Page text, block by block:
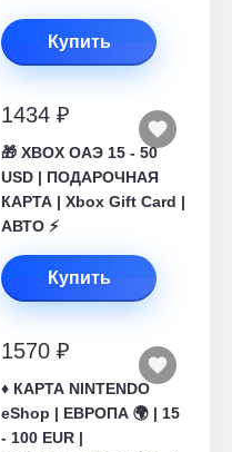
Купить
1434 ₽
🎁 XBOX ОАЭ 15 - 50
USD | ПОДАРОЧНАЯ
КАРТА | Xbox Gift Card |
АВТО ⚡
Купить
1570 ₽
♦️ КАРТА NINTENDO
eShop | ЕВРОПА 🌍 | 15
- 100 EUR |